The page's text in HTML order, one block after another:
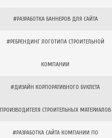
#РАЗРАБОТКА БАННЕРОВ ДЛЯ САЙТА
#РЕБРЕНДИНГ ЛОГОТИПА СТРОИТЕЛЬНОЙ
КОМПАНИИ
#ДИЗАЙН КОРПОРАТИВНОГО БУКЛЕТА
ПРОИЗВОДИТЕЛЯ СТРОИТЕЛЬНЫХ МАТЕРИАЛОВ
#РАЗРАБОТКА САЙТА КОМПАНИИ ПО